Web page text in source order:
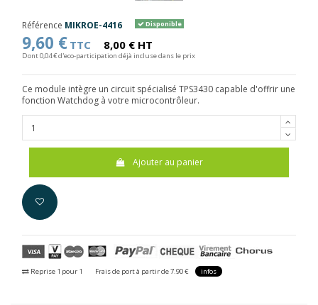
Référence MIKROE-4416 Disponible
9,60 € TTC 8,00 € HT
Dont 0,04 € d'eco-participation déjà incluse dans le prix
Ce module intègre un circuit spécialisé TPS3430 capable d'offrir une
fonction Watchdog à votre microcontrôleur.
Ajouter au panier
Reprise 1 pour 1 Frais de port à partir de 7.90 € infos